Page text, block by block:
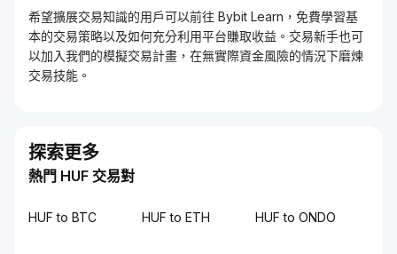
希望擴展交易知識的用戶可以前往 Bybit Learn，免費學習基
本的交易策略以及如何充分利用平台賺取收益。交易新手也可
以加入我們的模擬交易計畫，在無實際資金風險的情況下磨煉
交易技能。
探索更多
熱門 HUF 交易對
HUF to BTC HUF to ETH HUF to ONDO